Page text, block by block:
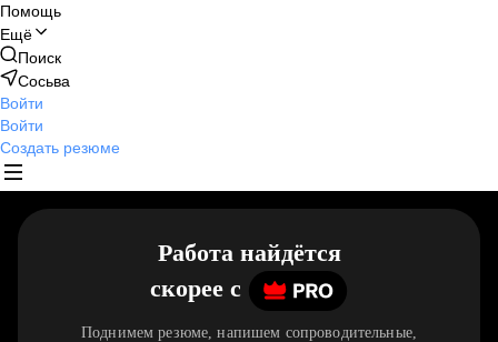
Помощь
Ещё
Поиск
Сосьва
Войти
Войти
Создать резюме
Работа найдётся
скорее c
Поднимем резюме, напишем сопроводительные,